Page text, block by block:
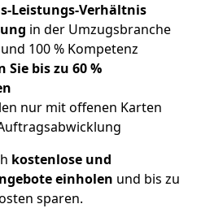
Leistungs-Verhältnis
in der Umzugsbranche
und 100 % Kompetenz
Sie bis zu 60 %
nur mit offenen Karten
kostenlose und
einholen und bis zu
sparen.